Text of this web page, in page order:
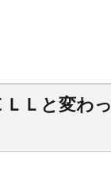
Ｌと変わっ